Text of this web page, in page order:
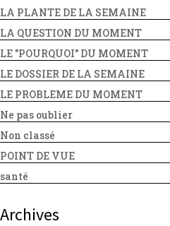
LA PLANTE DE LA SEMAINE
LA QUESTION DU MOMENT
LE "POURQUOI" DU MOMENT
LE DOSSIER DE LA SEMAINE
LE PROBLEME DU MOMENT
Ne pas oublier
Non classé
POINT DE VUE
santé
Archives